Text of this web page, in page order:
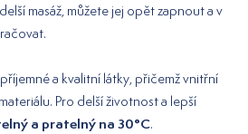
masáž, můžete jej opět zapnout a v
a kvalitní látky, přičemž vnitřní
Pro delší životnost a lepší
a pratelný na 30°C.